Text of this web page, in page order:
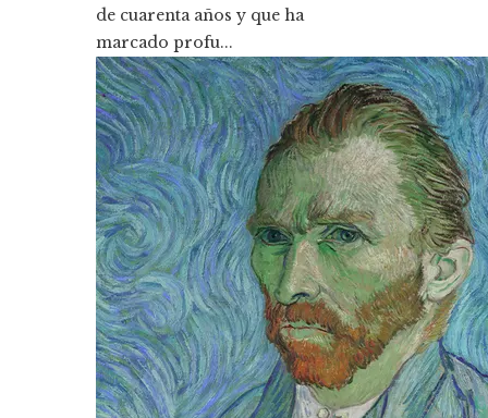
de cuarenta años y que ha
marcado profu...